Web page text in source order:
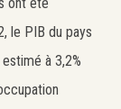
ont été
le PIB du pays
à 3,2%